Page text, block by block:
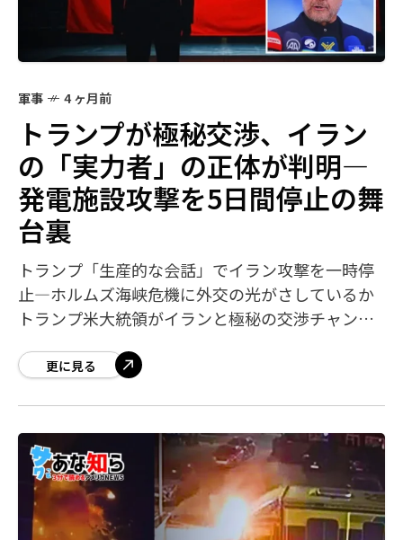
軍事 4 ヶ月前
トランプが極秘交渉、イラン
の「実力者」の正体が判明―
発電施設攻撃を5日間停止の舞
台裏
トランプ「生産的な会話」でイラン攻撃を一時停
止―ホルムズ海峡危機に外交の光がさしているか
トランプ米大統領がイランと極秘の交渉チャンネ
れば、交渉相手はイラン議会議長のモハンマド
更に見る